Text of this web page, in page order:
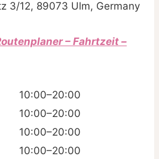
3/12, 89073 Ulm, Germany
– Fahrtzeit –
10:00–20:00
10:00–20:00
10:00–20:00
10:00–20:00